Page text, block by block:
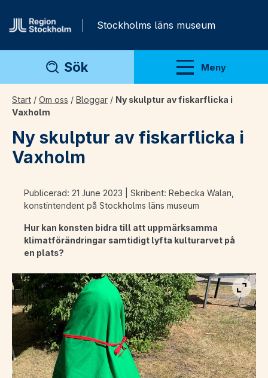
Stockholms läns museum
Sök Meny
Visa meny
Start / Om oss / Bloggar / Ny skulptur av fiskarflicka i
Vaxholm
Ny skulptur av fiskarflicka i
Vaxholm
Publicerad: 21 June 2023 | Skribent: Rebecka Walan,
konstintendent på Stockholms läns museum
Hur kan konsten bidra till att uppmärksamma
klimatförändringar samtidigt lyfta kulturarvet på
en plats?
Visa